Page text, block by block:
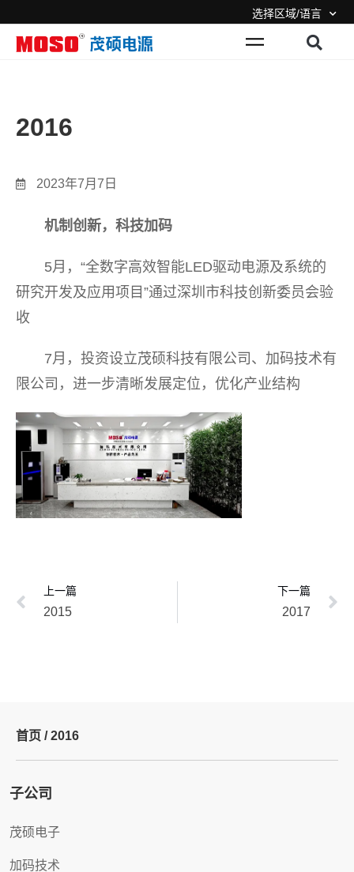
选择区域/语言
2016
2023年7月7日
机制创新，科技加码
5月，“全数字高效智能LED驱动电源及系统的
研究开发及应用项目”通过深圳市科技创新委员会验
收
7月，投资设立茂硕科技有限公司、加码技术有
限公司，进一步清晰发展定位，优化产业结构
上一篇
2015
下一篇
2017
首页 / 2016
子公司
茂硕电子
加码技术